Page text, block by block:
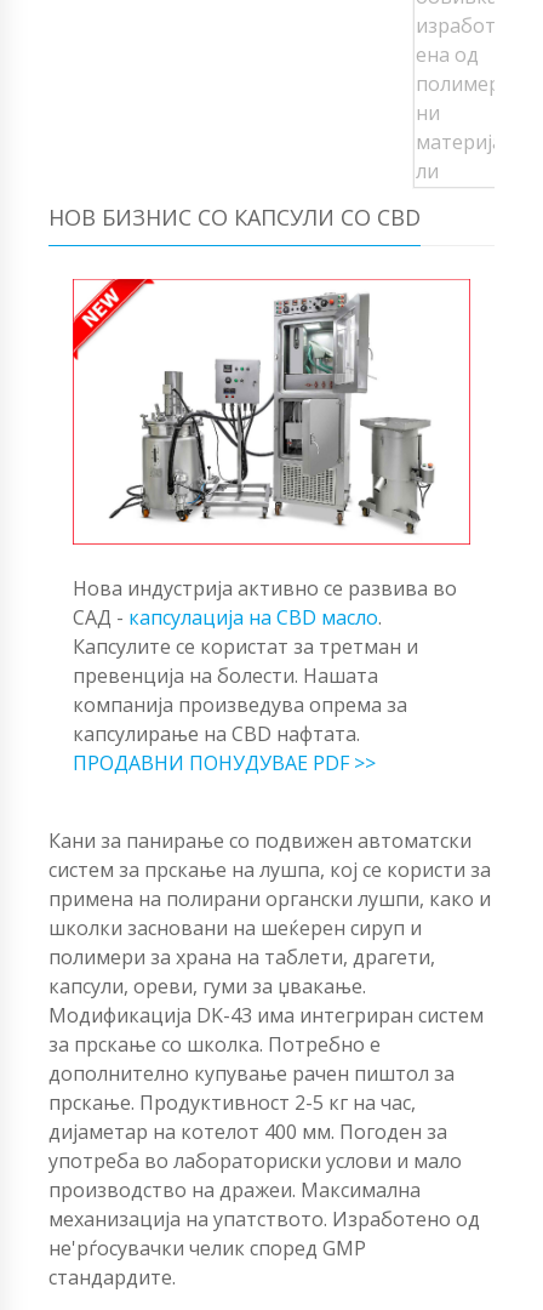
НОВ БИЗНИС СО КАПСУЛИ СО CBD
Нова индустрија активно се развива во
САД - капсулација на CBD масло.
Капсулите се користат за третман и
превенција на болести. Нашата
компанија произведува опрема за
капсулирање на CBD нафтата.
ПРОДАВНИ ПОНУДУВАЕ PDF >>
Кани за панирање со подвижен автоматски
систем за прскање на лушпа, кој се користи за
примена на полирани органски лушпи, како и
школки засновани на шеќерен сируп и
полимери за храна на таблети, драгети,
капсули, ореви, гуми за џвакање.
Модификација DK-43 има интегриран систем
за прскање со школка. Потребно е
дополнително купување рачен пиштол за
прскање. Продуктивност 2-5 кг на час,
дијаметар на котелот 400 мм. Погоден за
употреба во лабораториски услови и мало
производство на дражеи. Максимална
механизација на упатството. Изработено од
не'рѓосувачки челик според GMP
стандардите.